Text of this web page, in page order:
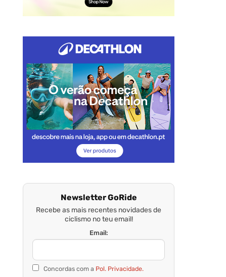
Newsletter GoRide
Recebe as mais recentes novidades de
ciclismo no teu email!
Email:
Concordas com a Pol. Privacidade.